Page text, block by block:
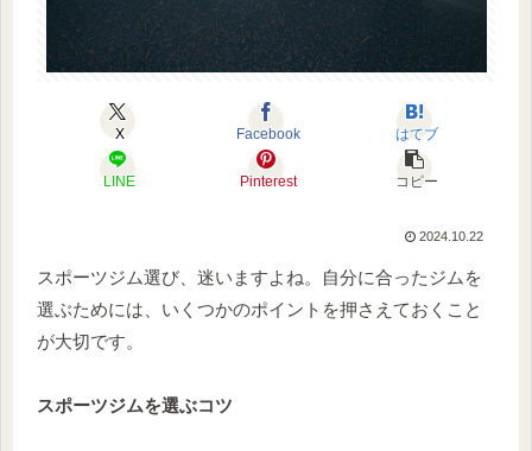
X Facebook はてブ
LINE Pinterest コピー
2024.10.22
スポーツジム選び、迷いますよね。自分に合ったジムを
選ぶためには、いくつかのポイントを押さえておくこと
が大切です。
スポーツジムを選ぶコツ